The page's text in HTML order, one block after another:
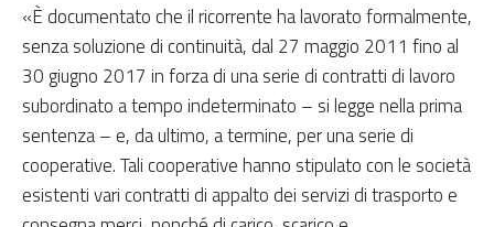
«È documentato che il ricorrente ha lavorato formalmente,
senza soluzione di continuità, dal 27 maggio 2011 fino al
30 giugno 2017 in forza di una serie di contratti di lavoro
subordinato a tempo indeterminato – si legge nella prima
sentenza – e, da ultimo, a termine, per una serie di
cooperative. Tali cooperative hanno stipulato con le società
esistenti vari contratti di appalto dei servizi di trasporto e